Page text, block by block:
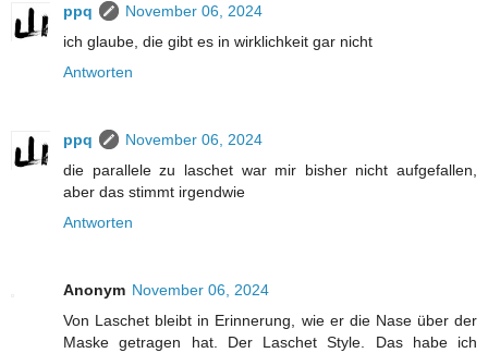
ppq
November 06, 2024
ich glaube, die gibt es in wirklichkeit gar nicht
Antworten
ppq
November 06, 2024
die parallele zu laschet war mir bisher nicht aufgefallen,
aber das stimmt irgendwie
Antworten
Anonym November 06, 2024
Von Laschet bleibt in Erinnerung, wie er die Nase über der
Maske getragen hat. Der Laschet Style. Das habe ich